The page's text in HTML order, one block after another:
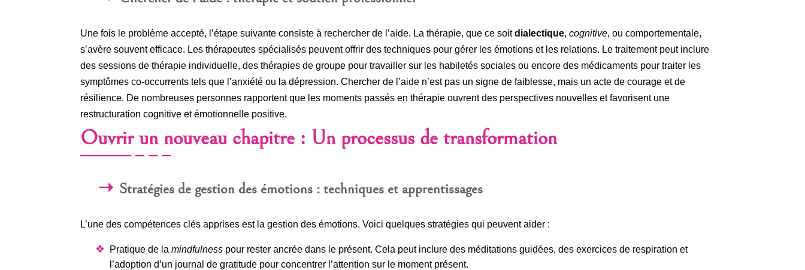
Une fois le problème accepté, l’étape suivante consiste à rechercher de l’aide. La thérapie, que ce soitdialectique,cognitive, ou comportementale,
s’avère souvent efficace. Les thérapeutes spécialisés peuvent offrir des techniques pour gérer les émotions et les relations. Le traitement peut inclure
des sessions de thérapie individuelle, des thérapies de groupe pour travailler sur les habiletés sociales ou encore des médicaments pour traiter les
symptômes co-occurrents tels que l’anxiété ou la dépression. Chercher de l’aide n’est pas un signe de faiblesse, mais un acte de courage et de
résilience. De nombreuses personnes rapportent que les moments passés en thérapie ouvrent des perspectives nouvelles et favorisent une
restructuration cognitive et émotionnelle positive.
Ouvrir un nouveau chapitre : Un processus de transformation
Stratégies de gestion des émotions : techniques et apprentissages
L’une des compétences clés apprises est la gestion des émotions. Voici quelques stratégies qui peuvent aider :
Pratique de lamindfulness pour rester ancrée dans le présent. Cela peut inclure des méditations guidées, des exercices de respiration et
l’adoption d’un journal de gratitude pour concentrer l’attention sur le moment présent.